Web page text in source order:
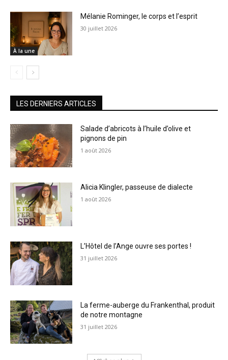
À la une
Mélanie Rominger, le corps et l’esprit
30 juillet 2026
LES DERNIERS ARTICLES
Salade d’abricots à l’huile d’olive et
pignons de pin
1 août 2026
Alicia Klingler, passeuse de dialecte
1 août 2026
L’Hôtel de l’Ange ouvre ses portes !
31 juillet 2026
La ferme-auberge du Frankenthal, produit
de notre montagne
31 juillet 2026